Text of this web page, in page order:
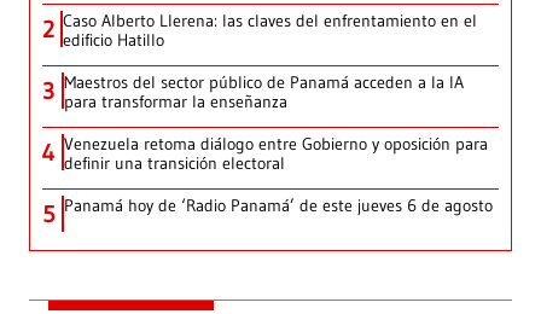
2 Caso Alberto Llerena: las claves del enfrentamiento en el
edificio Hatillo
3 Maestros del sector público de Panamá acceden a la IA
para transformar la enseñanza
4 Venezuela retoma diálogo entre Gobierno y oposición para
definir una transición electoral
5 Panamá hoy de ‘Radio Panamá’ de este jueves 6 de agosto